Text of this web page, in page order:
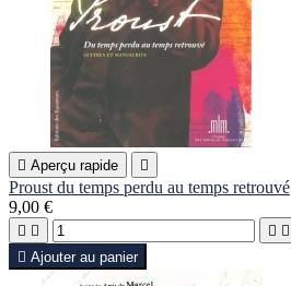
 Aperçu rapide 
Proust du temps perdu au temps retrouvé
9,00 €
   
 Ajouter au panier